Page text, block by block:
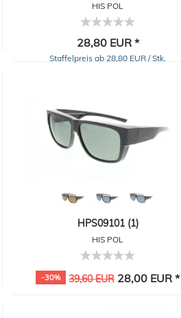
HIS POL
28,80 EUR *
Staffelpreis ab 28,80 EUR / Stk.
HPS09101 (1)
HIS POL
-30% 39,60 EUR28,00 EUR *